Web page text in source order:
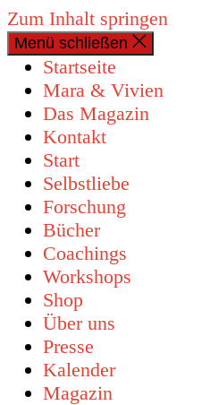
Zum Inhalt springen
Menü schließen
Startseite
Mara & Vivien
Das Magazin
Kontakt
Start
Selbstliebe
Forschung
Bücher
Coachings
Workshops
Shop
Über uns
Presse
Kalender
Magazin